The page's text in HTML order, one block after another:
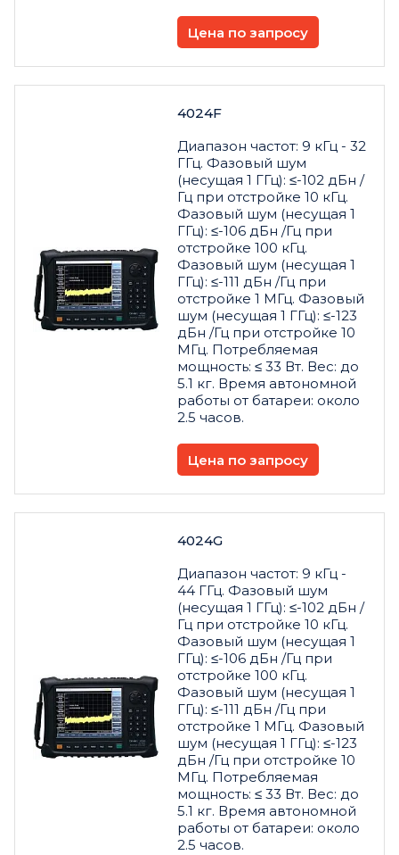
Цена по запросу
4024F
Диапазон частот: 9 кГц - 32
ГГц. Фазовый шум
(несущая 1 ГГц): ≤-102 дБн /
Гц при отстройке 10 кГц.
Фазовый шум (несущая 1
ГГц): ≤-106 дБн /Гц при
отстройке 100 кГц.
Фазовый шум (несущая 1
ГГц): ≤-111 дБн /Гц при
отстройке 1 МГц. Фазовый
шум (несущая 1 ГГц): ≤-123
дБн /Гц при отстройке 10
МГц. Потребляемая
мощность: ≤ 33 Вт. Вес: до
5.1 кг. Время автономной
работы от батареи: около
2.5 часов.
Цена по запросу
4024G
Диапазон частот: 9 кГц -
44 ГГц. Фазовый шум
(несущая 1 ГГц): ≤-102 дБн /
Гц при отстройке 10 кГц.
Фазовый шум (несущая 1
ГГц): ≤-106 дБн /Гц при
отстройке 100 кГц.
Фазовый шум (несущая 1
ГГц): ≤-111 дБн /Гц при
отстройке 1 МГц. Фазовый
шум (несущая 1 ГГц): ≤-123
дБн /Гц при отстройке 10
МГц. Потребляемая
мощность: ≤ 33 Вт. Вес: до
5.1 кг. Время автономной
работы от батареи: около
2.5 часов.